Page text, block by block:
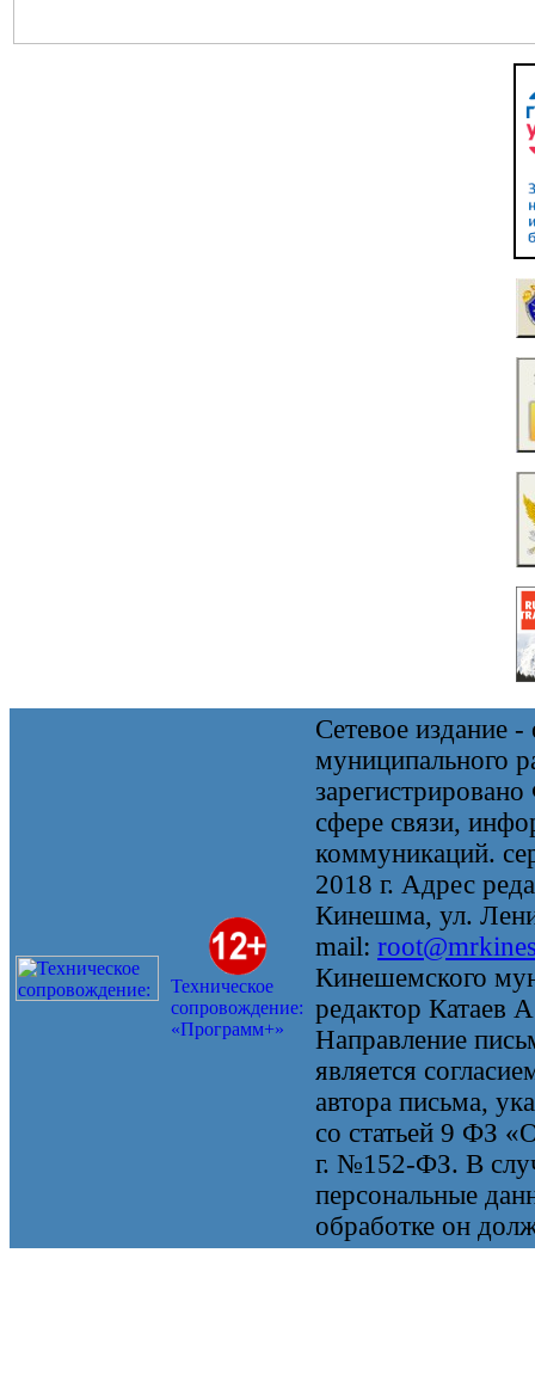
Техническое
сопровождение:
«Программ+»
Сетевое издание
муниципального
сфере связи,
коммуникаций.
2018 г. Адрес
Кинешма, ул.
mail:
Кинешемского
редактор Катаев
Направление
является
автора письма,
со статьей 9 ФЗ
г. №152-ФЗ. В
персональные
обработке он